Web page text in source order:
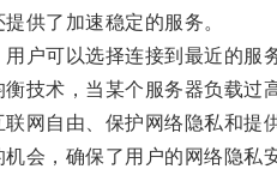
供了加速稳定的服务。
可以选择连接到最近的服
术，当某个服务器负载过
自由、保护网络隐私和提
，确保了用户的网络隐私